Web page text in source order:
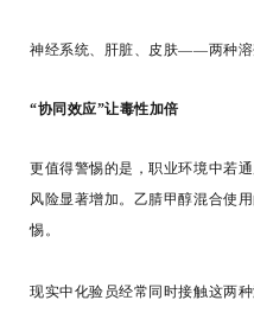
神经系统、肝脏、皮肤——两种溶
“协同效应”让毒性加倍
更值得警惕的是，职业环境中若
风险显著增加。乙腈甲醇混合使
惕。
现实中化验员经常同时接触这两